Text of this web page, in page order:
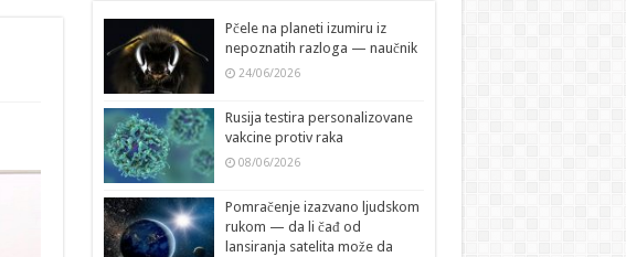
Pčele na planeti izumiru iz
nepoznatih razloga — naučnik
24/06/2026
Rusija testira personalizovane
vakcine protiv raka
08/06/2026
Pomračenje izazvano ljudskom
rukom — da li čađ od
lansiranja satelita može da